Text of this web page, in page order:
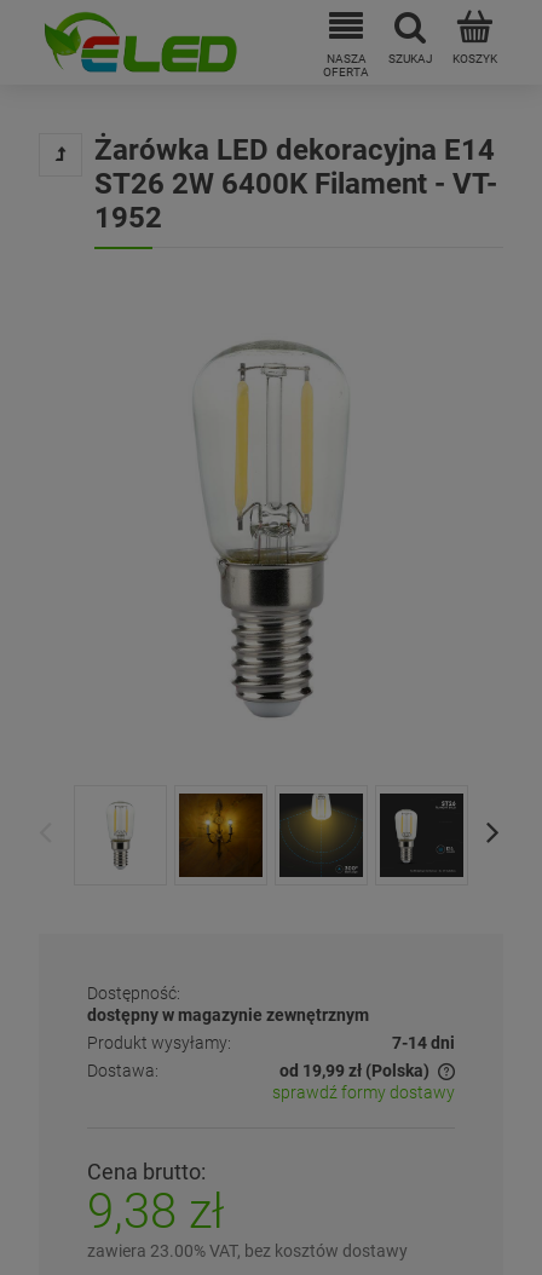
Żarówka LED dekoracyjna E14
ST26 2W 6400K Filament - VT-
1952
Dostępność:
dostępny w magazynie zewnętrznym
Produkt wysyłamy:
7-14 dni
Dostawa:
od 19,99 zł (Polska)
Cena nie zawiera ewentualnych kosztów płatności
sprawdź formy dostawy
Cena brutto:
9,38 zł
zawiera 23.00% VAT, bez kosztów dostawy